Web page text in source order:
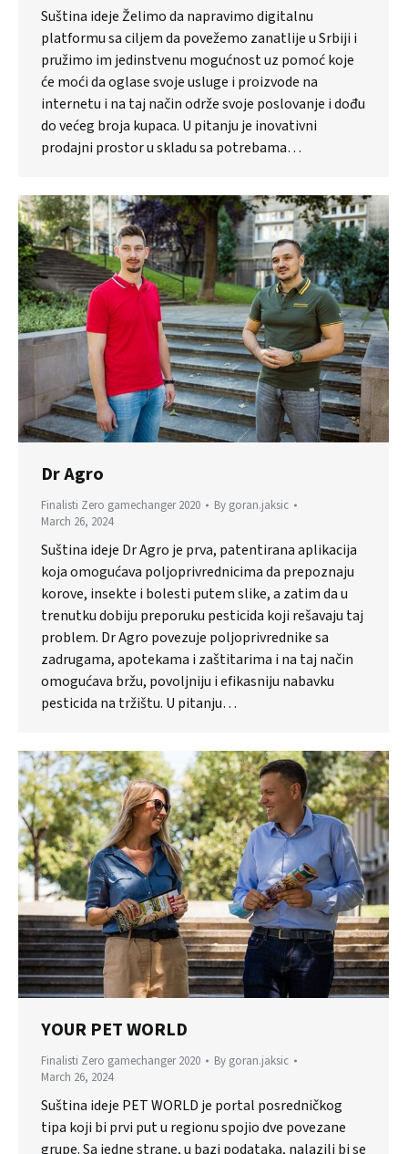
Suština ideje Želimo da napravimo digitalnu
platformu sa ciljem da povežemo zanatlije u Srbiji i
pružimo im jedinstvenu mogućnost uz pomoć koje
će moći da oglase svoje usluge i proizvode na
internetu i na taj način održe svoje poslovanje i dođu
do većeg broja kupaca. U pitanju je inovativni
prodajni prostor u skladu sa potrebama…
Dr Agro
Finalisti Zero gamechanger 2020 By goran.jaksic
March 26, 2024
Suština ideje Dr Agro je prva, patentirana aplikacija
koja omogućava poljoprivrednicima da prepoznaju
korove, insekte i bolesti putem slike, a zatim da u
trenutku dobiju preporuku pesticida koji rešavaju taj
problem. Dr Agro povezuje poljoprivrednike sa
zadrugama, apotekama i zaštitarima i na taj način
omogućava bržu, povoljniju i efikasniju nabavku
pesticida na tržištu. U pitanju…
YOUR PET WORLD
Finalisti Zero gamechanger 2020 By goran.jaksic
March 26, 2024
Suština ideje PET WORLD je portal posredničkog
tipa koji bi prvi put u regionu spojio dve povezane
grupe. Sa jedne strane, u bazi podataka, nalazili bi se